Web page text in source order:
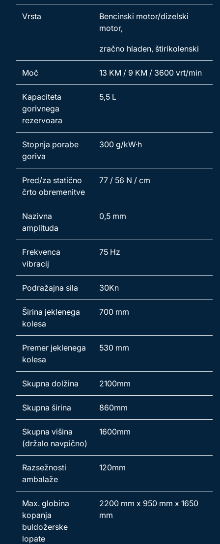
Vrsta
Bencinski motor/dizelski
motor,
zračno hladen, štirikolenski
Moč 13 KM / 9 KM / 3600 vrt/min
Kapaciteta
gorivnega
rezervoara
5,5 L
Stopnja porabe
goriva
300 g/kW·h
Pred/za statično
črto obremenitve
77 / 56 N / cm
Nazivna
amplituda
0,5 mm
Frekvenca
vibracij
75 Hz
Podražajna sila 30Kn
Širina jeklenega
kolesa
700 mm
Premer jeklenega
kolesa
530 mm
Skupna dolžina 2100mm
Skupna širina 860mm
Skupna višina
(držalo navpično)
1600mm
Razsežnosti
ambalaže
120mm
Max. globina
kopanja
buldožerske
lopate
2200 mm x 950 mm x 1650
mm